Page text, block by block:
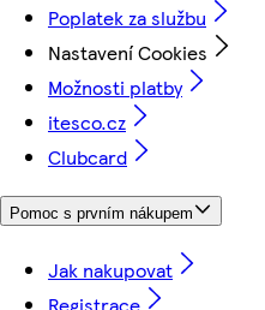
Poplatek za službu
Nastavení Cookies
Možnosti platby
itesco.cz
Clubcard
Pomoc s prvním nákupem
Jak nakupovat
Registrace